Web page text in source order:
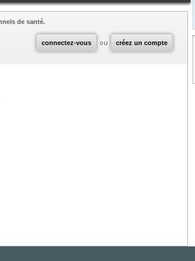
connectez-vous ou créez un compte
de santé.